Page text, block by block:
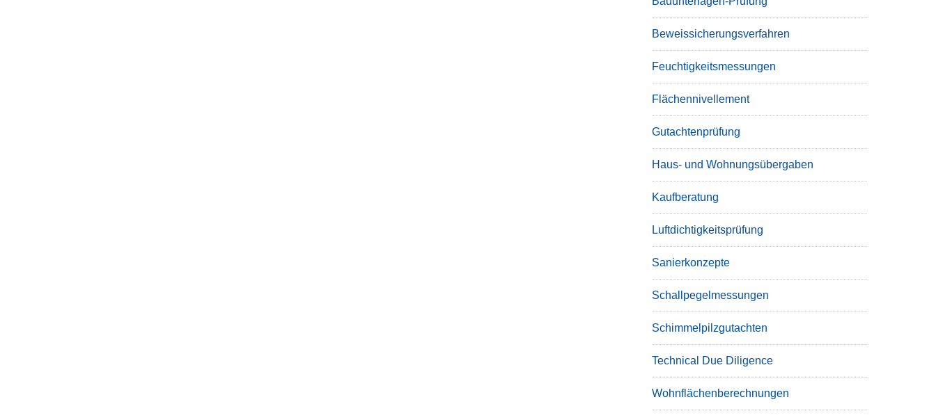
Beweissicherungsverfahren
Feuchtigkeitsmessungen
Flächennivellement
Gutachtenprüfung
Haus- und Wohnungsübergaben
Kaufberatung
Luftdichtigkeitsprüfung
Sanierkonzepte
Schallpegelmessungen
Schimmelpilzgutachten
Technical Due Diligence
Wohnflächenberechnungen